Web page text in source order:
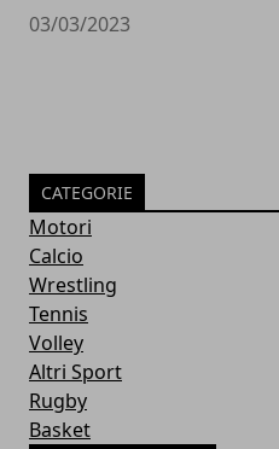
03/03/2023
CATEGORIE
Motori
Calcio
Wrestling
Tennis
Volley
Altri Sport
Rugby
Basket